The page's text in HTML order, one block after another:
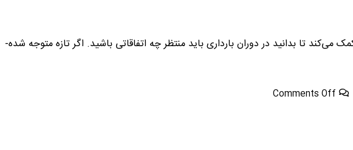
تبریک! اکثر زنان معمولاً بین هفته چهارم تا هفتم متوجه بارداری خود می‌­شوند. این خبرنامه هفتگی به شما کمک می­‌کند تا بدانید در دوران بارداری باید منتظر چه اتفاقاتی باشید. اگر تازه متوجه شده‌­
Comments Off